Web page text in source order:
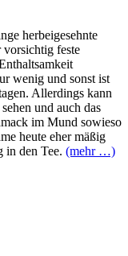
herbeigesehnte
feste
wenig und sonst ist
Allerdings kann
und auch das
im Mund sowieso
heute eher mäßig
in den Tee. (mehr …)